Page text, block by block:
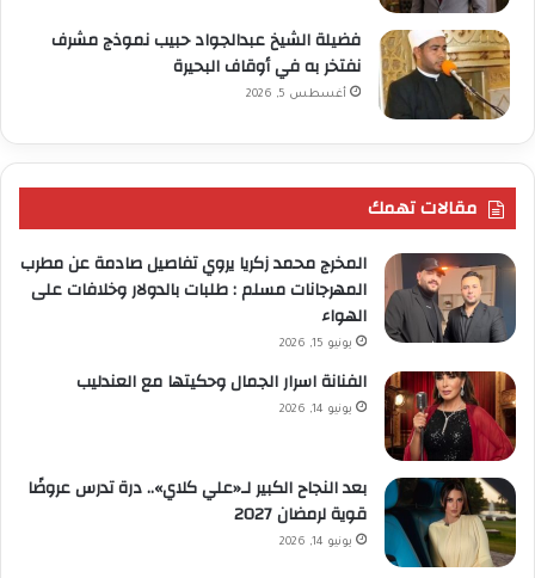
فضيلة الشيخ عبدالجواد حبيب نموذج مشرف
نفتخر به في أوقاف البحيرة
أغسطس 5, 2026
مقالات تهمك
المخرج محمد زكريا يروي تفاصيل صادمة عن مطرب
المهرجانات مسلم : طلبات بالدولار وخلافات على
الهواء
يونيو 15, 2026
الفنانة اسرار الجمال وحكيتها مع العندليب
يونيو 14, 2026
بعد النجاح الكبير لـ«علي كلاي».. درة تدرس عروضًا
قوية لرمضان 2027
يونيو 14, 2026